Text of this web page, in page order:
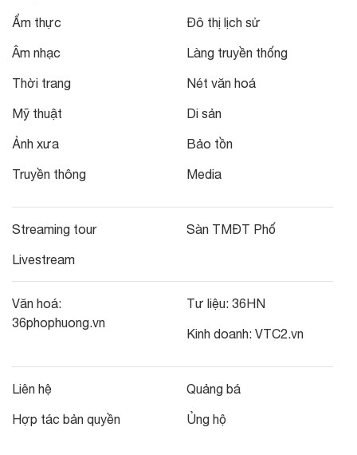
Ẩm thực
Âm nhạc
Thời trang
Mỹ thuật
Ảnh xưa
Truyền thông
Đô thị lịch sử
Làng truyền thống
Nét văn hoá
Di sản
Bảo tồn
Media
Streaming tour
Livestream
Sàn TMĐT Phố
Văn hoá:
36phophuong.vn
Tư liệu: 36HN
Kinh doanh: VTC2.vn
Liên hệ
Hợp tác bản quyền
Quảng bá
Ủng hộ